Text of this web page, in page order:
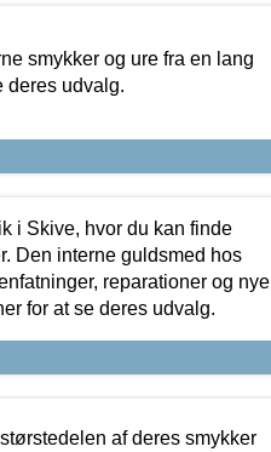
smykker og ure fra en lang
deres udvalg.
i Skive, hvor du kan finde
Den interne guldsmed hos
reparationer og nye
for at se deres udvalg.
af deres smykker